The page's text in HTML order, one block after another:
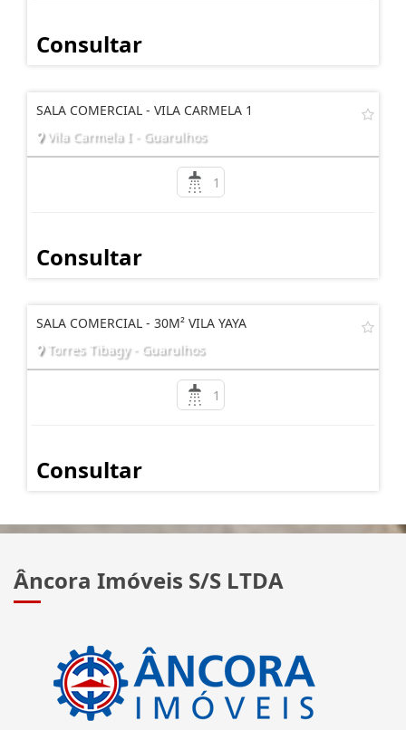
Consultar
SALA COMERCIAL - VILA CARMELA 1
Vila Carmela I - Guarulhos
1
Consultar
SALA COMERCIAL - 30M² VILA YAYA
Torres Tibagy - Guarulhos
1
Consultar
Âncora Imóveis S/S LTDA